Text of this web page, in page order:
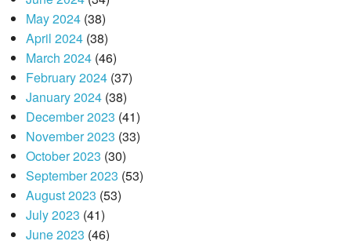
May 2024(38)
April 2024(38)
March 2024(46)
February 2024(37)
January 2024(38)
December 2023 (41)
November 2023 (33)
October 2023 (30)
September 2023 (53)
August 2023 (53)
July 2023 (41)
June 2023 (46)